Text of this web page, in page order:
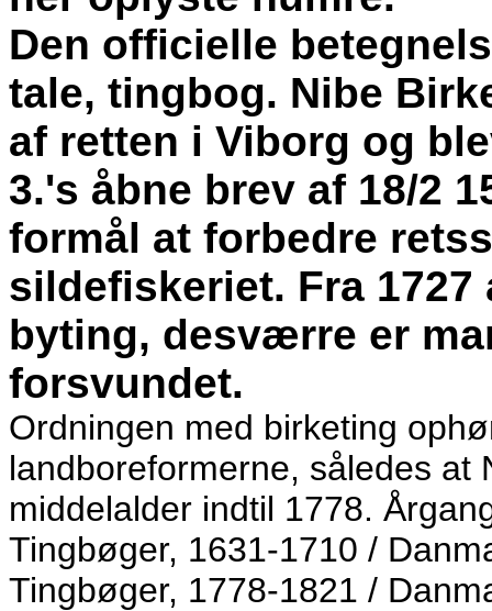
Den officielle
tale, tingbog. Nibe
af retten i Viborg og
3.'s åbne brev af 18/2
formål at forbedre
sildefiskeriet. Fra
byting, desværre er
forsvundet.
Ordningen med birketing
landboreformerne, således at
middelalder indtil 1778.
Tingbøger, 1631-1710 /
Tingbøger, 1778-1821 /